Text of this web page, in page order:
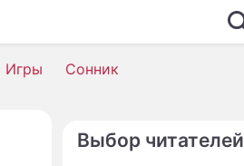
Игры Сонник
Выбор читателей